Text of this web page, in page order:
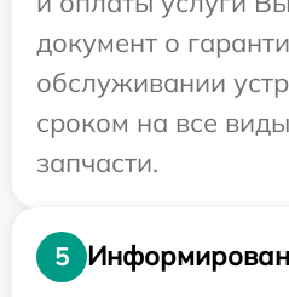
документ о
обслуживании
сроком на все
запчасти.
5